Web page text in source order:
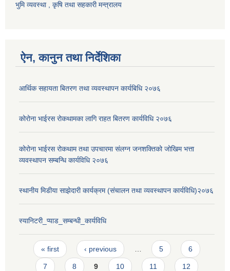
भुमि व्यवस्था , कृषि तथा सहकारी मन्त्रालय
ऐन, कानुन तथा निर्देशिका
आर्थिक सहायता बितरण तथा व्यवस्थापन कार्यबिधि २०७६
कोरोना भाईरस रोकथामका लागि राहत बितरण कार्यविधि २०७६
कोरोना भाईरस रोकथाम तथा उपचारमा संलग्न जनशक्तिको जोखिम भत्ता
व्यवस्थापन सम्बन्धि कार्यविधि २०७६
स्थानीय मिडीया साझेदारी कार्यक्रम (संचालन तथा व्यवस्थापन कार्यविधि)२०७६
स्यानिटरी_प्याड_सम्बन्धी_कार्यविधि
Pages
« first ‹ previous 5 6
7 8 9 10 11 12